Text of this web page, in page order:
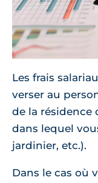
Les frais
verser au
de la résidence
dans lequel
jardinier, etc.).
Dans le cas où